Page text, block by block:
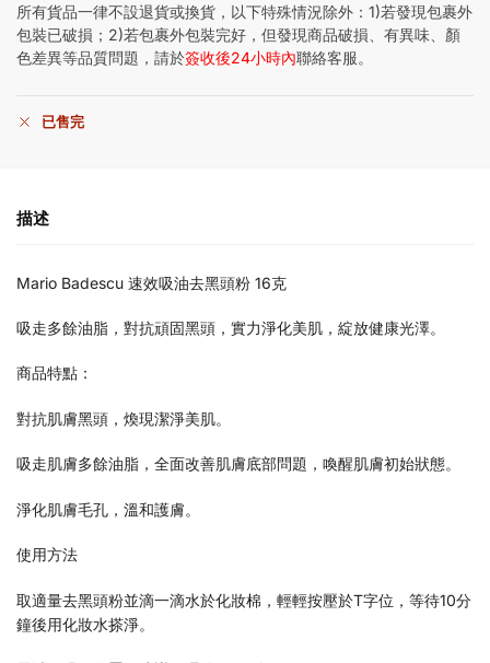
所有貨品一律不設退貨或換貨，以下特殊情況除外：1)若發現包裹外
包裝已破損；2)若包裹外包裝完好，但發現商品破損、有異味、顏
色差異等品質問題，請於簽收後24小時內聯絡客服。
已售完
描述
Mario Badescu 速效吸油去黑頭粉 16克
吸走多餘油脂，對抗頑固黑頭，實力淨化美肌，綻放健康光澤。
商品特點：
對抗肌膚黑頭，煥現潔淨美肌。
吸走肌膚多餘油脂，全面改善肌膚底部問題，喚醒肌膚初始狀態。
淨化肌膚毛孔，溫和護膚。
使用方法
取適量去黑頭粉並滴一滴水於化妝棉，輕輕按壓於T字位，等待10分
鐘後用化妝水搽淨。